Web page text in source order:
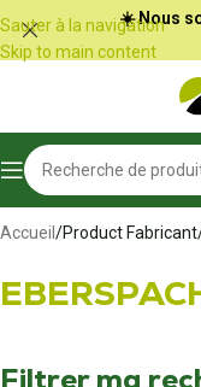
Panneau de gestion des
Sauter à la navigation
Skip to main content
☀️ Nous
Accueil /Product Fabricant
Filtrer ma